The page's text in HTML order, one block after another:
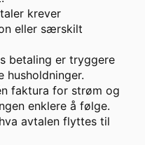
krever
eller særskilt
betaling er tryggere
husholdninger.
faktura for strøm og
enklere å følge.
avtalen flyttes til